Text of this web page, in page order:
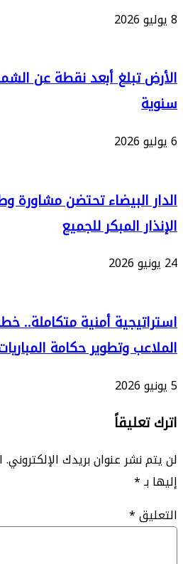
تبلغ أبعد نقطة عن الشمس
تحتضن مشاورة وطنية
المبكر للجميع
أمنية متكاملة.. خطة
وتطوير حكامة المباريات
عنوان بريدك الإلكتروني.الحقول
*
*